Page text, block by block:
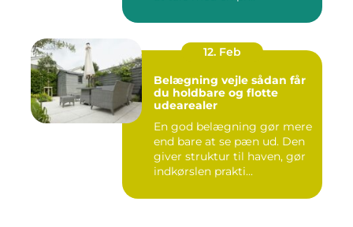
12. Feb
Belægning vejle sådan får
du holdbare og flotte
udearealer
En god belægning gør mere
end bare at se pæn ud. Den
giver struktur til haven, gør
indkørslen prakti...